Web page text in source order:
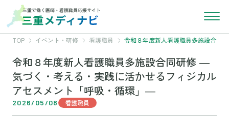
TOP イベント・研修 看護職員 令和８年度新人看護職員多施設合同
令和８年度新人看護職員多施設合同研修 ―
気づく・考える・実践に活かせるフィジカル
アセスメント「呼吸・循環」―
2026/05/08 看護職員